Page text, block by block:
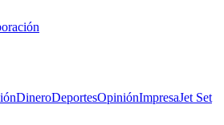
DineroDeportesOpiniónImpresaJet Set